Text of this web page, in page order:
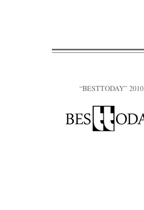
“BESTTODAY” 2010